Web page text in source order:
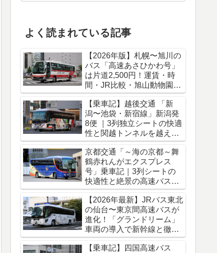
よく読まれている記事
【2026年版】札幌〜旭川の
バス「高速あさひかわ号」
は片道2,500円！運賃・時
間・JR比較・旭山動物園ア
クセス完全ガイド
【乗車記】越後交通 「新
潟〜池袋・新宿線」新潟発
8便 ｜3列独立シートの快適
性と関越トンネルを越える
冬のバス旅
京都交通「～海の京都～舞
鶴赤れんがエクスプレス
号」乗車記｜3列シートの
快適性と絶景の高速バス車
窓をレポート
【2026年最新】JRバス東北
の仙台〜東京間高速バスが
進化！「グランドリーム」
車両の導入で新幹線と徹底
比較
【乗車記】四国高速バス